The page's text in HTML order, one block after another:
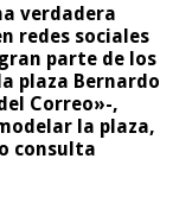
verdadera
redes sociales
parte de los
plaza Bernardo
Correo»-,
la plaza,
consulta